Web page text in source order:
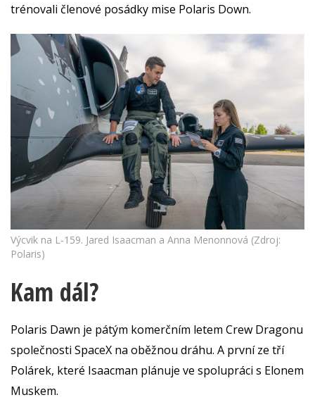
trénovali členové posádky mise Polaris Down.
Výcvik na L-159. Jared Isaacman a Anna Menonnová (Zdroj:
Polaris)
Kam dál?
Polaris Dawn je pátým komerčním letem Crew Dragonu
společnosti SpaceX na oběžnou dráhu. A první ze tří
Polárek, které Isaacman plánuje ve spolupráci s Elonem
Muskem.